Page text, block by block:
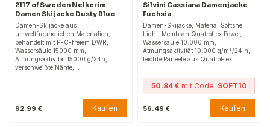
2117 of Sweden Nelkerim
Damen Skijacke Dusty Blue
Damen-Skijacke aus
umweltfreundlichen Materialien,
behandelt mit PFC-freiem DWR,
Wassersäule 15000 mm,
Atmungsaktivität 15000 g/24h,
verschweißte Nähte,…
92.99 € Kaufen
Silvini Cassiana Damenjacke
Fuchsia
Damen-Skijacke, Material Softshell
Light, Membran Quatroflex Power,
Wassersäule 10.000 mm,
Atmungsaktivität 10.000 g/m²/24 h,
leichte Paneele aus QuatroFlex…
50.84 € mit Code: SOFT10
56.49 € Kaufen